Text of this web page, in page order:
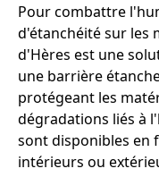
Pour combattre
d'étanchéité sur les
d'Hères est une
une barrière
protégeant les
dégradations liés à
sont disponibles en
intérieurs ou